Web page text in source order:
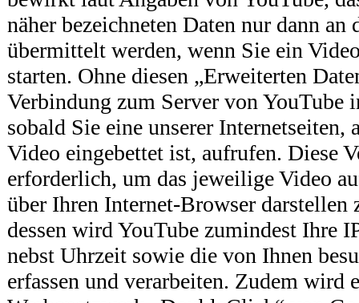
näher bezeichneten Daten nur dann an
übermittelt werden, wenn Sie ein
starten. Ohne diesen „Erweiterten
Verbindung zum Server von YouTube
sobald Sie eine unserer Internetseiten,
Video eingebettet ist, aufrufen. Diese
erforderlich, um das jeweilige Video
über Ihren Internet-Browser darstellen
dessen wird YouTube zumindest Ihre
nebst Uhrzeit sowie die von Ihnen
erfassen und verarbeiten. Zudem wird